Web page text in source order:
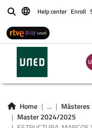
BuscarHelp center Enroll
Home ...
Master 2024/2025
CASOS